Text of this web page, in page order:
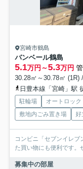
宮崎市鶴島
バンベール鶴島
5.1万円～5.3万円
30.28㎡～30.78㎡ (1R)
日豊本線「宮崎」駅
駐輪場 オートロック
敷地内ごみ置き場
好
コンビニ「セブンイレ
た買い物にも便利です。
募集中の部屋